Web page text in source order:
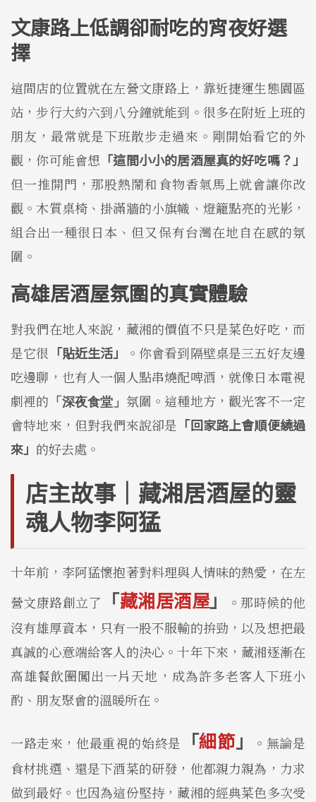
文康路上低調卻耐吃的宵夜好選
擇
這間店的位置就在左營文康路上，靠近捷運生態園區
站，步行大約六到八分鐘就能到。很多在附近上班的
朋友，最常就是下班散步走過來。剛開始看它的外
觀，你可能會想 「這間小小的居酒屋真的好吃嗎？」
但一推開門，那股熱鬧和食物香氣馬上就會讓你改
觀。木質桌椅、掛滿牆的小旗幟、燈籠點亮的光影，
組合出一種很日本、但又保有台灣在地自在感的氛
圍。
高雄居酒屋氛圍的真實體驗
對我們在地人來說，藏湘的價值不只是菜色好吃，而
是它很 「貼近生活」
。你會看到隔壁桌是三五好友邊
吃邊聊，也有人一個人點串燒配啤酒，就像日本電視
劇裡的 「深夜食堂」 氛圍。這種地方，觀光客不一定
會特地來，但對我們來說卻是 「回家路上會順便繞過
來」 的好去處。
店主故事｜藏湘居酒屋的靈
魂人物李阿猛
十年前，李阿猛懷抱著對料理與人情味的熱愛，在左
營文康路創立了
「藏湘居酒屋」
。那時候的他
沒有雄厚資本，只有一股不服輸的拚勁，以及想把最
真誠的心意端給客人的決心。十年下來，藏湘逐漸在
高雄餐飲圈闖出一片天地，成為許多老客人下班小
酌、朋友聚會的溫暖所在。
一路走來，他最重視的始終是 「細節 」
。無論是
食材挑選、還是下酒菜的研發，他都親力親為，力求
做到最好。也因為這份堅持，藏湘的經典菜色多次受